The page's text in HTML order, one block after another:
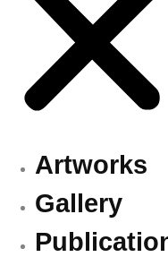
Artworks
Gallery